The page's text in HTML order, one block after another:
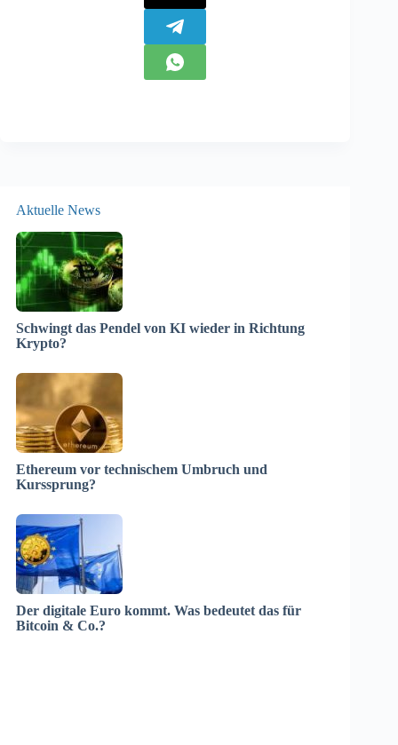
Aktuelle News
Schwingt das Pendel von KI wieder in Richtung
Krypto?
Ethereum vor technischem Umbruch und
Kurssprung?
Der digitale Euro kommt. Was bedeutet das für
Bitcoin & Co.?